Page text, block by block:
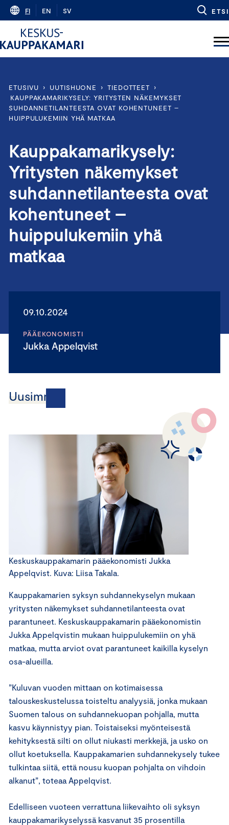
Skip
content
FI EN SV ETSI
ETUSIVU › UUTISHUONE › TIEDOTTEET
›
KAUPPAKAMARIKYSELY: YRITYSTEN NÄKEMYKSET
SUHDANNETILANTEESTA OVAT KOHENTUNEET –
HUIPPULUKEMIIN YHÄ MATKAA
Kauppakamarikysely:
Yritysten näkemykset
suhdannetilanteesta ovat
kohentuneet –
huippulukemiin yhä
matkaa
09.10.2024
PÄÄEKONOMISTI
Jukka Appelqvist
Uusimmat
Keskuskauppakamarin pääekonomisti Jukka
Appelqvist. Kuva: Liisa Takala.
Kauppakamarien syksyn suhdannekyselyn mukaan
yritysten näkemykset suhdannetilanteesta ovat
parantuneet. Keskuskauppakamarin pääekonomistin
Jukka Appelqvistin mukaan huippulukemiin on yhä
matkaa, mutta arviot ovat parantuneet kaikilla kyselyn
osa-alueilla.
”Kuluvan vuoden mittaan on kotimaisessa
talouskeskustelussa toisteltu analyysiä, jonka mukaan
Suomen talous on suhdannekuopan pohjalla, mutta
kasvu käynnistyy pian. Toistaiseksi myönteisestä
kehityksestä silti on ollut niukasti merkkejä, ja usko on
ollut koetuksella. Kauppakamarien suhdannekysely tukee
tulkintaa siitä, että nousu kuopan pohjalta on vihdoin
alkanut”, toteaa Appelqvist.
Edelliseen vuoteen verrattuna liikevaihto oli syksyn
kauppakamarikyselyssä kasvanut 35 prosentilla